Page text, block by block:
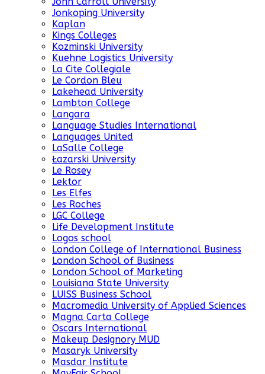
Jonkoping University
Kaplan
Kings Colleges
Kozminski University
Kuehne Logistics University
La Cite Collegiale
Le Cordon Bleu
Lakehead University
Lambton College
Langara
Language Studies International
Languages United
LaSalle College
Łazarski University
Le Rosey
Lektor
Les Elfes
Les Roches
LGC College
Life Development Institute
Logos school
London College of International Business
London School of Business
London School of Marketing
Louisiana State University
LUISS Business School
Macromedia University of Applied Sciences
Magna Carta College
Oscars International
Makeup Designory MUD
Masaryk University
Masdar Institute